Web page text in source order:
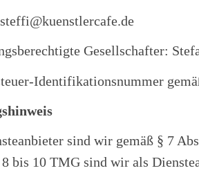
Gesellschafter:
Identifikationsnummer
sind wir gemäß § 7
8 bis 10 TMG sind wir als